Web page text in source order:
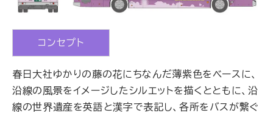
コンセプト
春日大社ゆかりの藤の花にちなんだ薄紫色をベースに、
沿線の風景をイメージしたシルエットを描くとともに、沿
線の世界遺産を英語と漢字で表記し、各所をバスが繋ぐ